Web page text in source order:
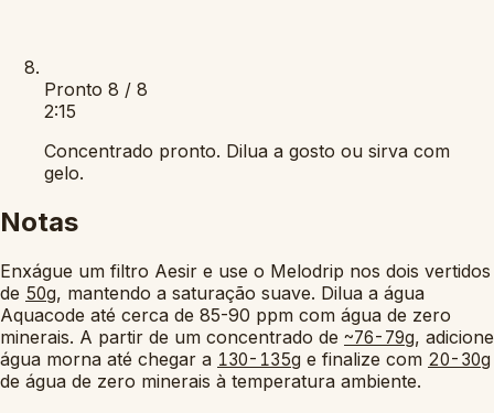
Pronto 8 / 8
2:15
Concentrado pronto. Dilua a gosto ou sirva com
gelo.
Notas
Enxágue um filtro Aesir e use o Melodrip nos dois vertidos
de 50g, mantendo a saturação suave. Dilua a água
Aquacode até cerca de 85-90 ppm com água de zero
minerais. A partir de um concentrado de ~76-79g, adicione
água morna até chegar a 130-135g e finalize com 20-30g
de água de zero minerais à temperatura ambiente.